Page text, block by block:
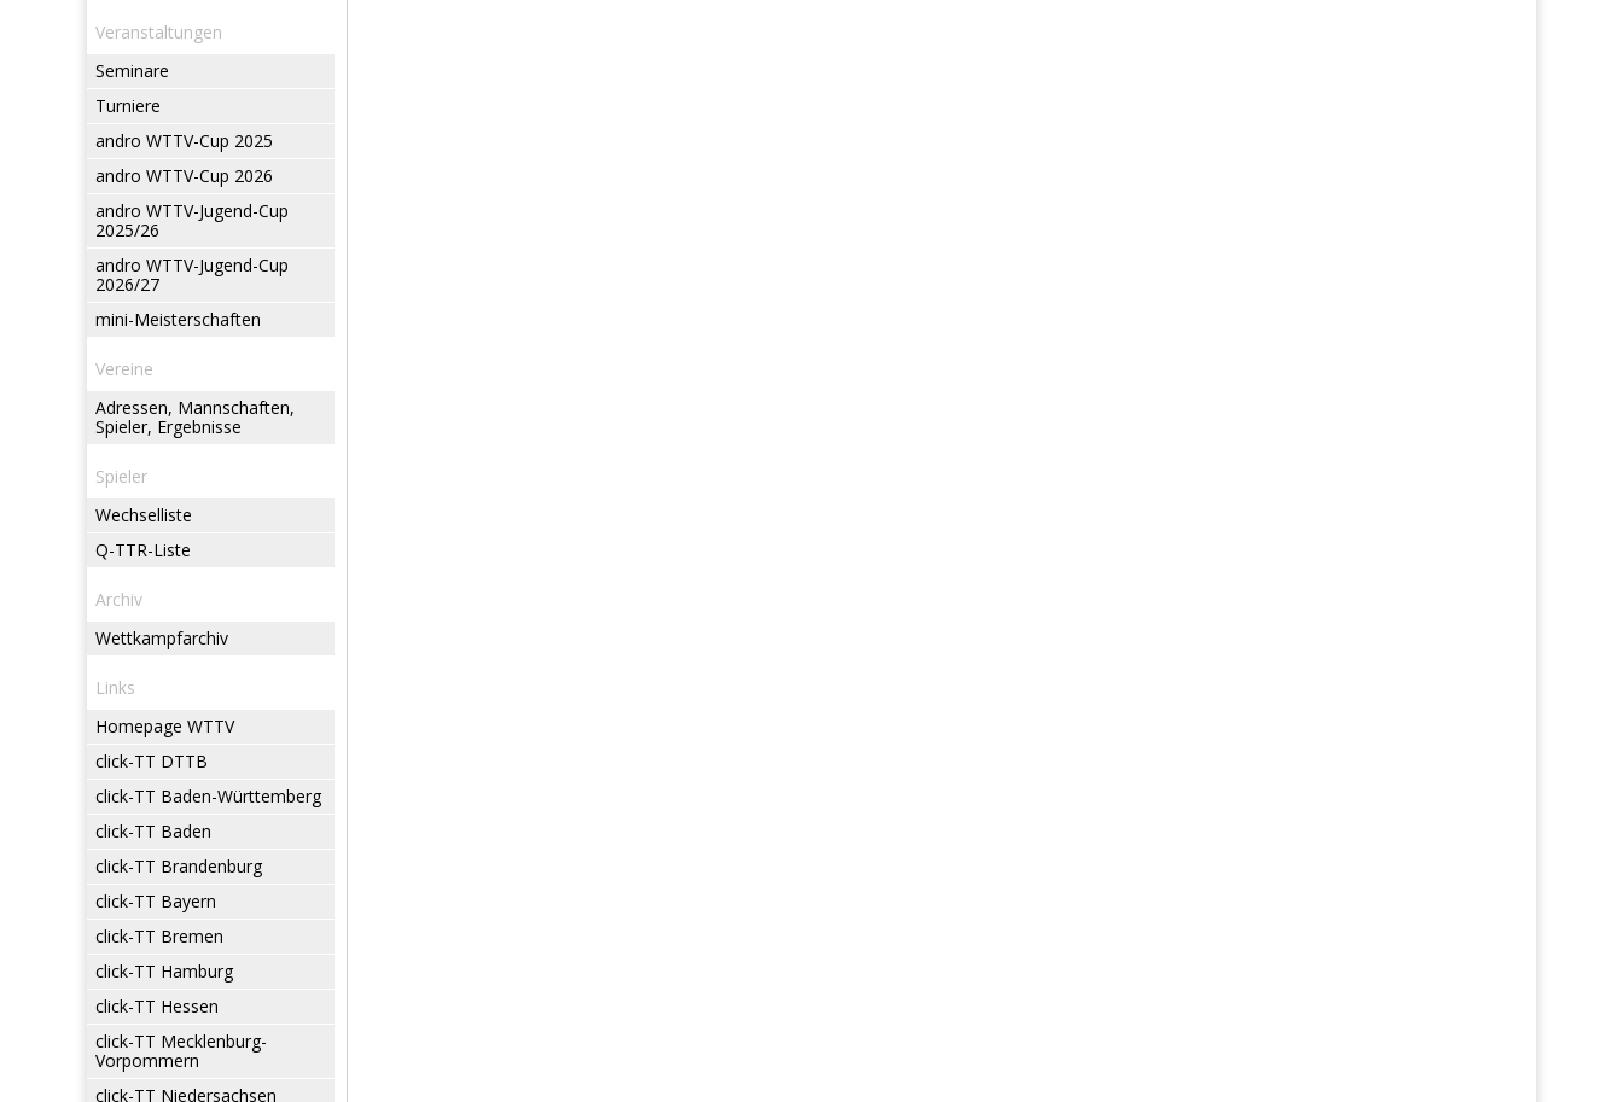
Veranstaltungen
Seminare
Turniere
andro WTTV-Cup 2025
andro WTTV-Cup 2026
andro WTTV-Jugend-Cup
2025/26
andro WTTV-Jugend-Cup
2026/27
mini-Meisterschaften
Vereine
Adressen, Mannschaften,
Spieler, Ergebnisse
Spieler
Wechselliste
Q-TTR-Liste
Archiv
Wettkampfarchiv
Links
Homepage WTTV
click-TT DTTB
click-TT Baden-Württemberg
click-TT Baden
click-TT Brandenburg
click-TT Bayern
click-TT Bremen
click-TT Hamburg
click-TT Hessen
click-TT Mecklenburg-
Vorpommern
click-TT Niedersachsen